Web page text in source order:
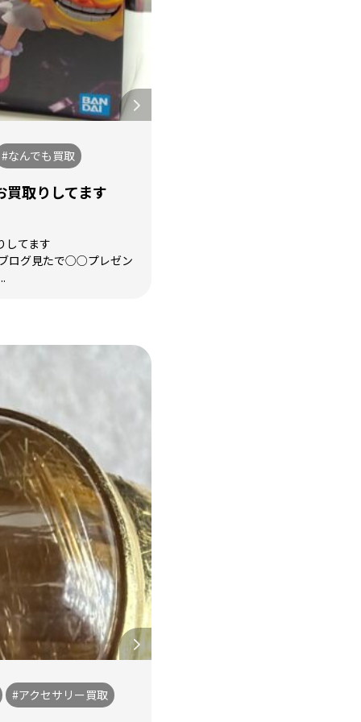
#なんでも買取
取りしてます
てます
ログ見たで○○プレゼン
#アクセサリー買取